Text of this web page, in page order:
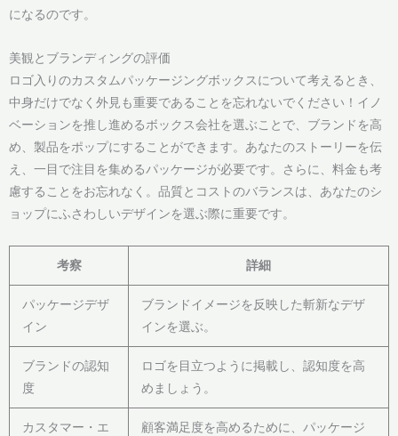
になるのです。
美観とブランディングの評価
ロゴ入りのカスタムパッケージングボックスについて考えるとき、
中身だけでなく外見も重要であることを忘れないでください！イノ
ベーションを推し進めるボックス会社を選ぶことで、ブランドを高
め、製品をポップにすることができます。あなたのストーリーを伝
え、一目で注目を集めるパッケージが必要です。さらに、料金も考
慮することをお忘れなく。品質とコストのバランスは、あなたのシ
ョップにふさわしいデザインを選ぶ際に重要です。
考察 詳細
パッケージデザ
イン
ブランドイメージを反映した斬新なデザ
インを選ぶ。
ブランドの認知
度
ロゴを目立つように掲載し、認知度を高
めましょう。
カスタマー・エ
顧客満足度を高めるために、パッケージ